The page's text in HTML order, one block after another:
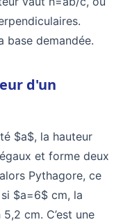
base demandée.
d'un
$a$, la hauteur
et forme deux
Pythagore, ce
$a=6$ cm, la
cm. C’est une